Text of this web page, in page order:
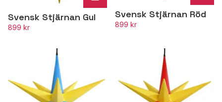
Svensk Stjärnan Gul
899 kr
Svensk Stjärnan Röd
899 kr